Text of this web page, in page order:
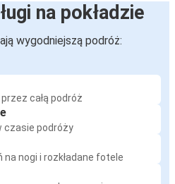
na pokładzie
wygodniejszą podróż:
całą podróż
czasie podróży
nogi i rozkładane fotele